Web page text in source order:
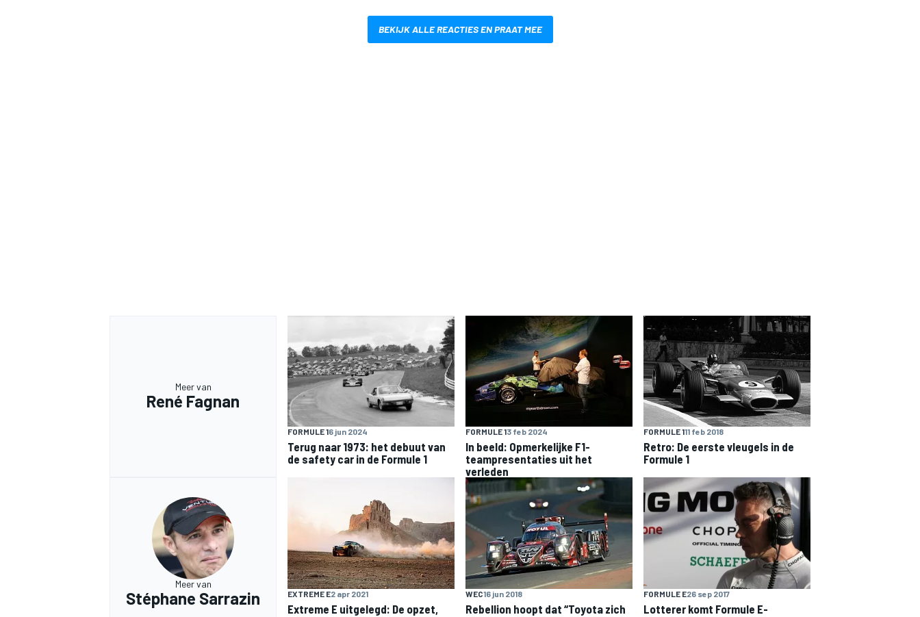
BEKIJK ALLE REACTIES EN PRAAT MEE
Meer van
René Fagnan
FORMULE 16 jun 2024
Terug naar 1973: het debuut van
de safety car in de Formule 1
FORMULE 13 feb 2024
In beeld: Opmerkelijke F1-
teampresentaties uit het
verleden
FORMULE 111 feb 2018
Retro: De eerste vleugels in de
Formule 1
Meer van
Stéphane Sarrazin EXTREME E2 apr 2021
Extreme E uitgelegd: De opzet,
WEC16 jun 2018
Rebellion hoopt dat “Toyota zich
FORMULE E26 sep 2017
Lotterer komt Formule E-